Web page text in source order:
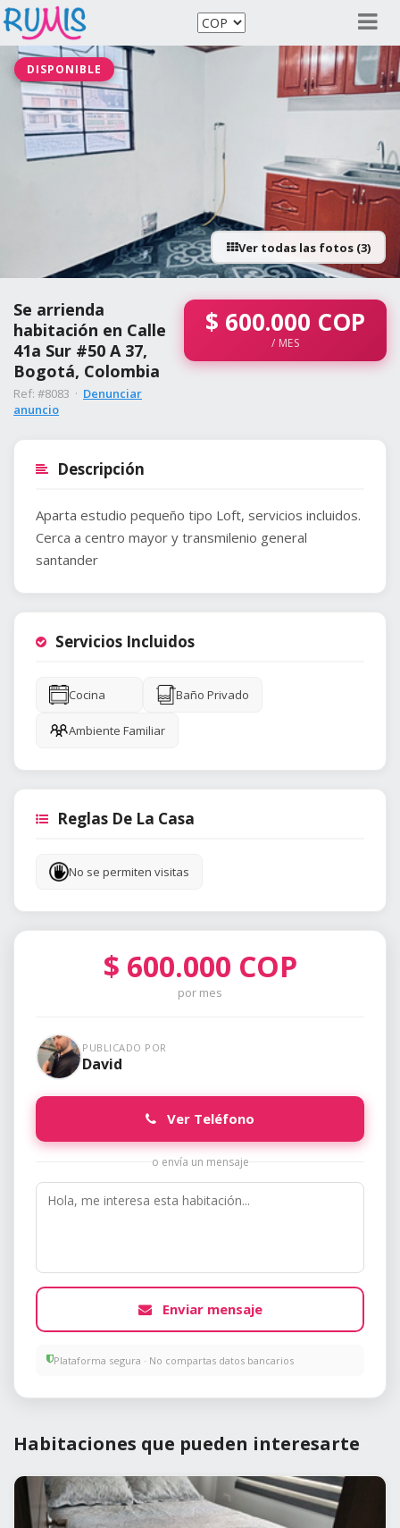
DISPONIBLE
Ver todas las fotos (3)
Se arrienda
habitación en Calle
41a Sur #50 A 37,
Bogotá, Colombia
Ref: #8083 · Denunciar
anuncio
$ 600.000 COP
/ MES
Descripción
Aparta estudio pequeño tipo Loft, servicios incluidos.
Cerca a centro mayor y transmilenio general
santander
Servicios Incluidos
Cocina Baño Privado
Ambiente Familiar
Reglas De La Casa
No se permiten visitas
$ 600.000 COP
por mes
PUBLICADO POR
David
Ver Teléfono
o envía un mensaje
Enviar mensaje
Plataforma segura · No compartas datos bancarios
Habitaciones que pueden interesarte